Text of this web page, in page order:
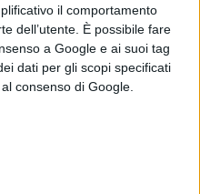
il comportamento
dell’utente. È possibile fare
a Google e ai suoi tag
dati per gli scopi specificati
consenso di Google.